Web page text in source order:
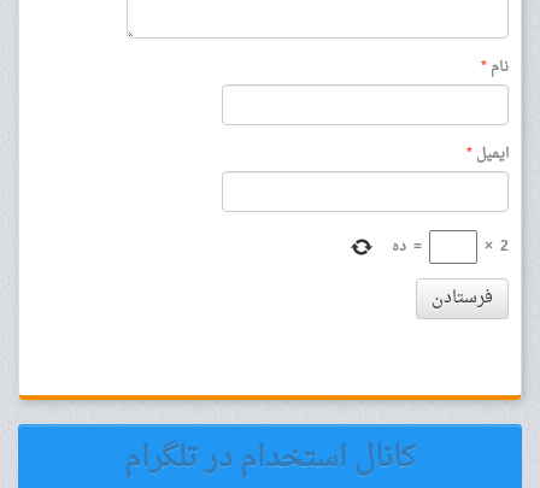
نام*
ایمیل*
2
×
= ده
فرستادن
کانال استخدام در تلگرام